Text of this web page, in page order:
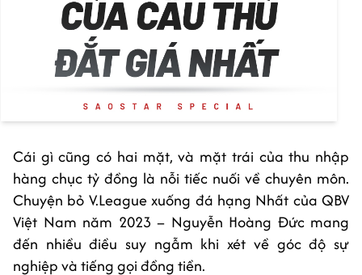
Cái gì cũng có hai mặt, và mặt trái của thu nhập
hàng chục tỷ đồng là nỗi tiếc nuối về chuyên môn.
Chuyện bỏ V.League xuống đá hạng Nhất của QBV
Việt Nam năm 2023 – Nguyễn Hoàng Đức mang
đến nhiều điều suy ngẫm khi xét về góc độ sự
nghiệp và tiếng gọi đồng tiền.